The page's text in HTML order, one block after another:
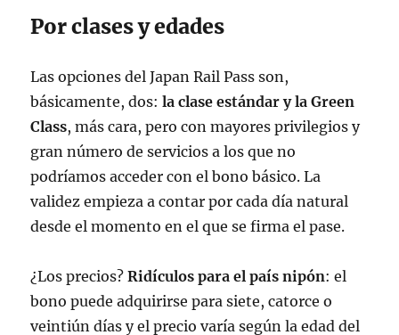
Por clases y edades
Las opciones del Japan Rail Pass son,
básicamente, dos:la clase estándar y la Green
Class, más cara, pero con mayores privilegios y
gran número de servicios a los que no
podríamos acceder con el bono básico. La
validez empieza a contar por cada día natural
desde el momento en el que se firma el pase.
¿Los precios?Ridículos para el país nipón: el
bono puede adquirirse para siete, catorce o
veintiún días y el precio varía según la edad del